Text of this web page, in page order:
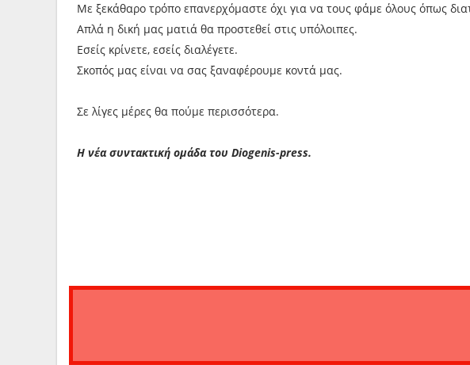
Με ξεκάθαρο τρόπο επανερχόμαστε όχι για να τους φάμε όλους όπως
Απλά η δική μας ματιά θα προστεθεί στις υπόλοιπες.
Εσείς κρίνετε, εσείς διαλέγετε.
Σκοπός μας είναι να σας ξαναφέρουμε κοντά μας.
Σε λίγες μέρες θα πούμε περισσότερα.
Η νέα συντακτική ομάδα του Diogenis-press.